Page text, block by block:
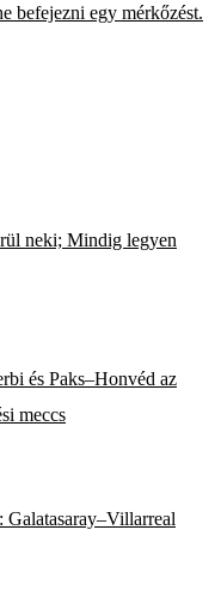
befejezni egy mérkőzést.
neki; Mindig legyen
és Paks–Honvéd az
meccs